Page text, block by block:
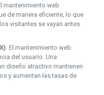
mantenimiento web
de manera eficiente, lo que
visitantes se vayan antes
: El mantenimiento web
del usuario. Una
diseño atractivo mantienen
y aumentan las tasas de